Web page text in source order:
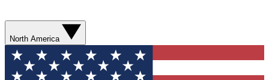
North America